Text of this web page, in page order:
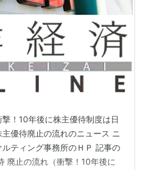
！10年後に株主優待制度は日
優待廃止の流れのニュース ニ
ティング事務所のＨＰ 記事の
廃止の流れ（衝撃！10年後に